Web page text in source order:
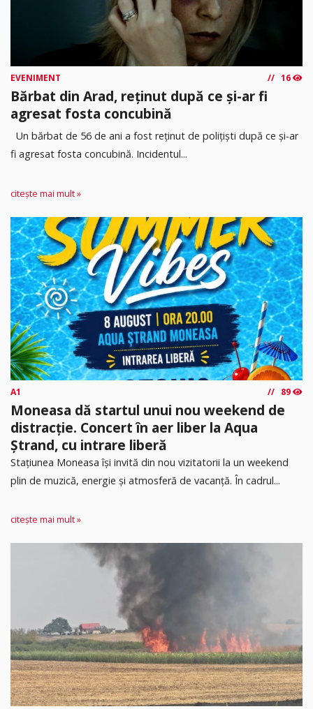
EVENIMENT 16
Bărbat din Arad, reținut după ce și-ar fi
agresat fosta concubină
Un bărbat de 56 de ani a fost reținut de polițiști după ce și-ar
fi agresat fosta concubină. Incidentul...
citește mai mult »
A1 89
Moneasa dă startul unui nou weekend de
distracție. Concert în aer liber la Aqua
Ștrand, cu intrare liberă
Stațiunea Moneasa își invită din nou vizitatorii la un weekend
plin de muzică, energie și atmosferă de vacanță. În cadrul...
citește mai mult »